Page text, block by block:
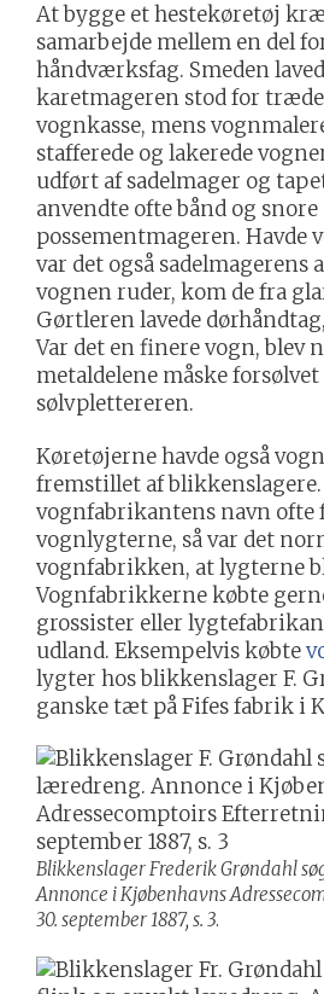
At bygge et hestekøretøj
samarbejde mellem en del
håndværksfag. Smeden
karetmageren stod for
vognkasse, mens
stafferede og lakerede
udført af sadelmager og
anvendte ofte bånd og
possementmageren. Havde
var det også sadelmagerens
vognen ruder, kom de fra
Gørtleren lavede
Var det en finere vogn, blev
metaldelene måske forsølvet
sølvplettereren.
Køretøjerne havde også
fremstillet af blikkenslagere.
vognfabrikantens navn ofte
vognlygterne, så var det
vognfabrikken, at lygterne
Vognfabrikkerne købte
grossister eller
udland. Eksempelvis købte
lygter hos blikkenslager F.
ganske tæt på Fifes fabrik i
Blikkenslager Frederik Grøndahl
Annonce i Kjøbenhavns
30. september 1887, s. 3.